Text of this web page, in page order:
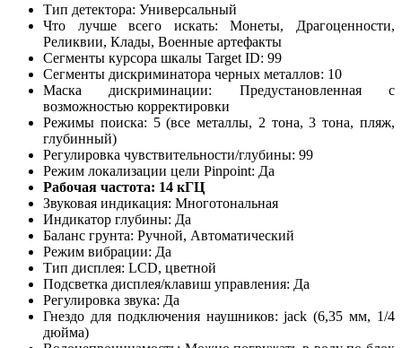
Тип детектора: Универсальный
Что лучше всего искать: Монеты, Драгоценности,
Реликвии, Клады, Военные артефакты
Сегменты курсора шкалы Target ID: 99
Сегменты дискриминатора черных металлов: 10
Маска дискриминации: Предустановленная с
возможностью корректировки
Режимы поиска: 5 (все металлы, 2 тона, 3 тона, пляж,
глубинный)
Регулировка чувствительности/глубины: 99
Режим локализации цели Pinpoint: Да
Рабочая частота: 14 кГЦ
Звуковая индикация: Многотональная
Индикатор глубины: Да
Баланс грунта: Ручной, Автоматический
Режим вибрации: Да
Тип дисплея: LCD, цветной
Подсветка дисплея/клавиш управления: Да
Регулировка звука: Да
Гнездо для подключения наушников: jack (6,35 мм, 1/4
дюйма)